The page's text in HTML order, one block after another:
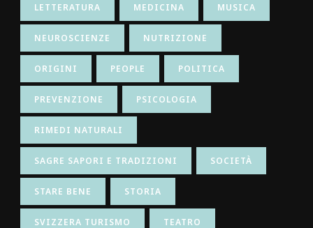
LETTERATURA MEDICINA MUSICA
NEUROSCIENZE NUTRIZIONE
ORIGINI PEOPLE POLITICA
PREVENZIONE PSICOLOGIA
RIMEDI NATURALI
SAGRE SAPORI E TRADIZIONI SOCIETÀ
STARE BENE STORIA
SVIZZERA TURISMO TEATRO